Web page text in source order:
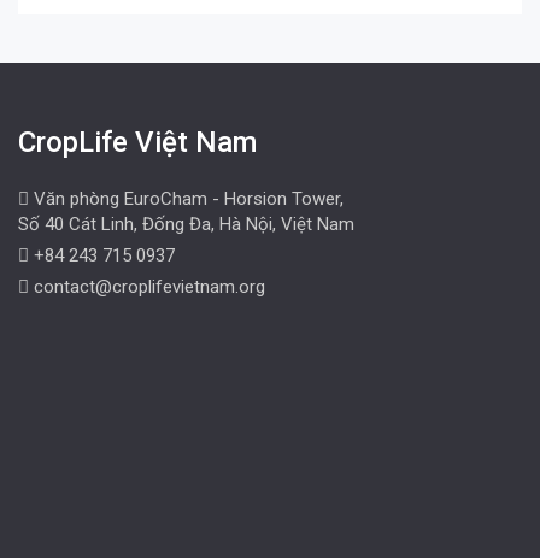
CropLife Việt Nam
Văn phòng EuroCham - Horsion Tower,
Số 40 Cát Linh, Đống Đa, Hà Nội, Việt Nam
+84 243 715 0937
contact@croplifevietnam.org